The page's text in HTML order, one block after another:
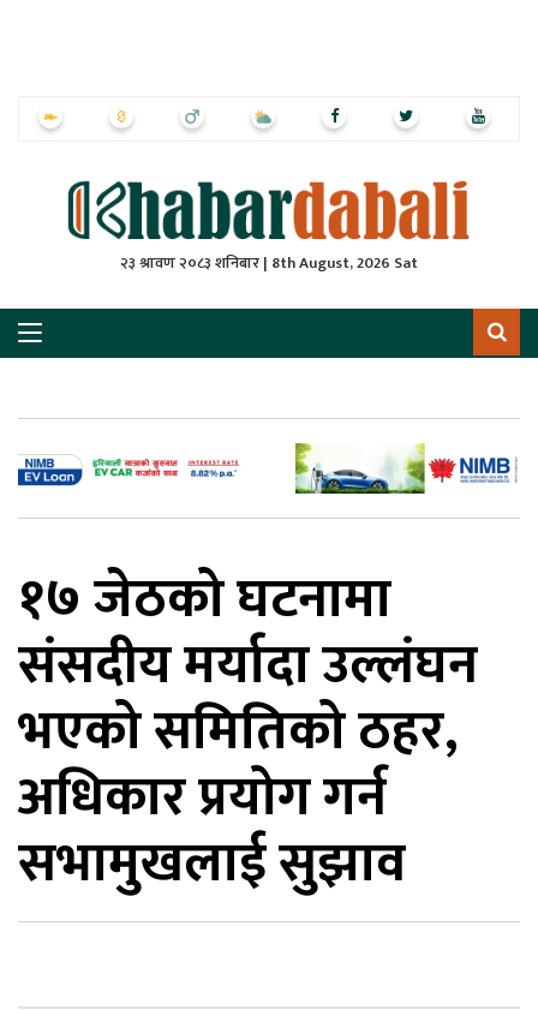
२३ श्रावण २०८३ शनिबार | 8th August, 2026 Sat
१७ जेठको घटनामा
संसदीय मर्यादा उल्लंघन
भएको समितिको ठहर,
अधिकार प्रयोग गर्न
सभामुखलाई सुझाव